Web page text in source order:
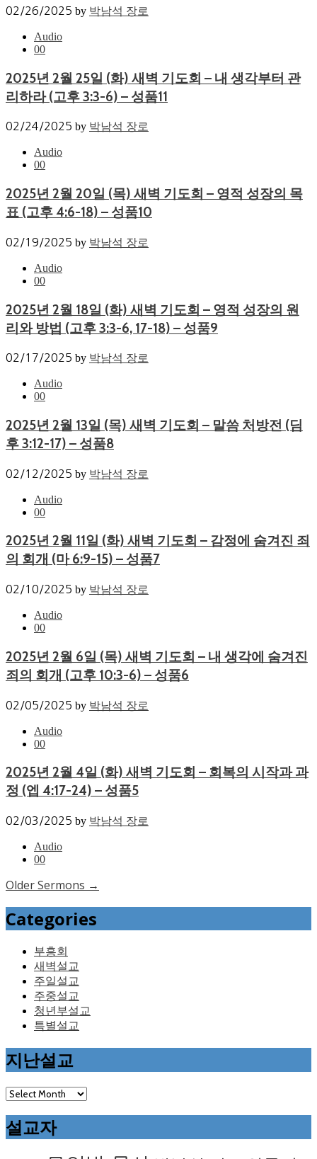
02/26/2025 by 박남석 장로
Audio
00
2025년 2월 25일 (화) 새벽 기도회 – 내 생각부터 관
리하라 (고후 3:3-6) – 성품11
02/24/2025 by 박남석 장로
Audio
00
2025년 2월 20일 (목) 새벽 기도회 – 영적 성장의 목
표 (고후 4:6-18) – 성품10
02/19/2025 by 박남석 장로
Audio
00
2025년 2월 18일 (화) 새벽 기도회 – 영적 성장의 원
리와 방법 (고후 3:3-6, 17-18) – 성품9
02/17/2025 by 박남석 장로
Audio
00
2025년 2월 13일 (목) 새벽 기도회 – 말씀 처방전 (딤
후 3:12-17) – 성품8
02/12/2025 by 박남석 장로
Audio
00
2025년 2월 11일 (화) 새벽 기도회 – 감정에 숨겨진 죄
의 회개 (마 6:9-15) – 성품7
02/10/2025 by 박남석 장로
Audio
00
2025년 2월 6일 (목) 새벽 기도회 – 내 생각에 숨겨진
죄의 회개 (고후 10:3-6) – 성품6
02/05/2025 by 박남석 장로
Audio
00
2025년 2월 4일 (화) 새벽 기도회 – 회복의 시작과 과
정 (엡 4:17-24) – 성품5
02/03/2025 by 박남석 장로
Audio
00
Older Sermons →
Categories
부흥회
새벽설교
주일설교
주중설교
청년부설교
특별설교
지난설교
설교자